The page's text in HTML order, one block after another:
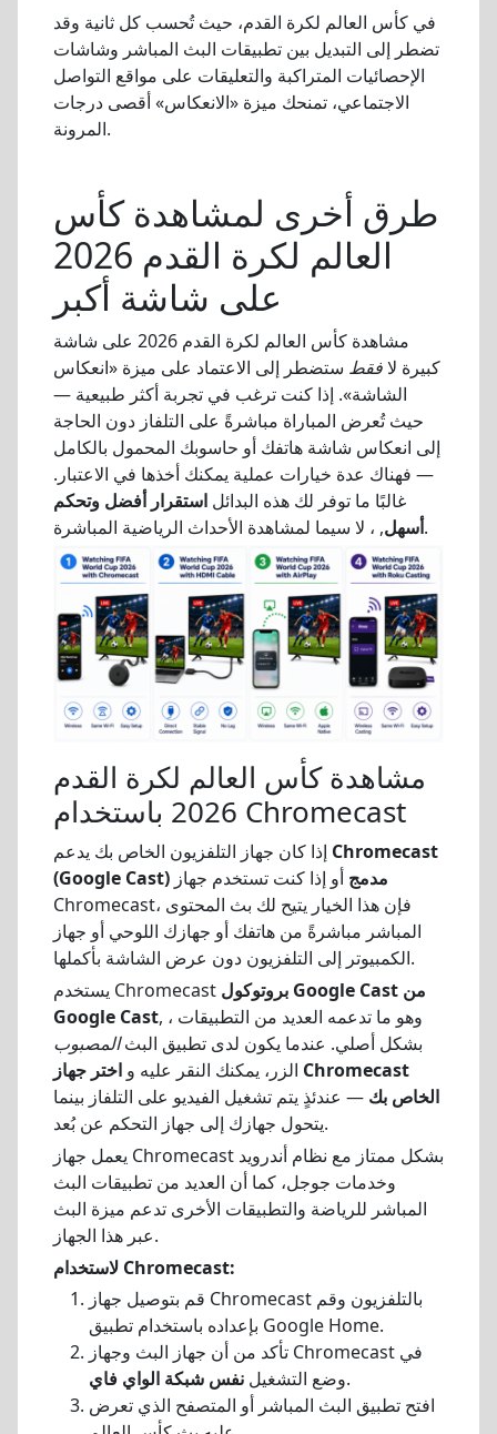
في كأس العالم لكرة القدم، حيث تُحسب كل ثانية وقد
تضطر إلى التبديل بين تطبيقات البث المباشر وشاشات
الإحصائيات المتراكبة والتعليقات على مواقع التواصل
الاجتماعي، تمنحك ميزة «الانعكاس» أقصى درجات
المرونة.
طرق أخرى لمشاهدة كأس
العالم لكرة القدم 2026
على شاشة أكبر
مشاهدة كأس العالم لكرة القدم 2026 على شاشة
كبيرة لافقط ستضطر إلى الاعتماد على ميزة «انعكاس
الشاشة». إذا كنت ترغب في تجربة أكثر طبيعية —
حيث تُعرض المباراة مباشرةً على التلفاز دون الحاجة
إلى انعكاس شاشة هاتفك أو حاسوبك المحمول بالكامل
— فهناك عدة خيارات عملية يمكنك أخذها في الاعتبار.
غالبًا ما توفر لك هذه البدائل استقرار أفضل وتحكم
أسهل, ، لا سيما لمشاهدة الأحداث الرياضية المباشرة.
مشاهدة كأس العالم لكرة القدم
2026 باستخدام Chromecast
Chromecast
(Google Cast) مدمج أو إذا كنت تستخدم جهاز
Chromecast، فإن هذا الخيار يتيح لك بث المحتوى
المباشر مباشرةً من هاتفك أو جهازك اللوحي أو جهاز
الكمبيوتر إلى التلفزيون دون عرض الشاشة بأكملها.
يستخدم Chromecast بروتوكول Google Cast من
Google Cast, ، وهو ما تدعمه العديد من التطبيقات
بشكل أصلي. عندما يكون لدى تطبيق البثالمصبوب
الزر، يمكنك النقر عليه و اختر جهاز Chromecast
الخاص بك — عندئذٍ يتم تشغيل الفيديو على التلفاز بينما
يتحول جهازك إلى جهاز التحكم عن بُعد.
يعمل جهاز Chromecast بشكل ممتاز مع نظام أندرويد
وخدمات جوجل، كما أن العديد من تطبيقات البث
المباشر للرياضة والتطبيقات الأخرى تدعم ميزة البث
عبر هذا الجهاز.
لاستخدام Chromecast:
قم بتوصيل جهاز Chromecast بالتلفزيون وقم
بإعداده باستخدام تطبيق Google Home.
تأكد من أن جهاز البث وجهاز Chromecast في
وضع التشغيل نفس شبكة الواي فاي
.
افتح تطبيق البث المباشر أو المتصفح الذي تعرض